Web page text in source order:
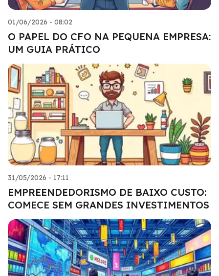
01/06/2026 - 08:02
O PAPEL DO CFO NA PEQUENA EMPRESA:
UM GUIA PRÁTICO
31/05/2026 - 17:11
EMPREENDEDORISMO DE BAIXO CUSTO:
COMECE SEM GRANDES INVESTIMENTOS